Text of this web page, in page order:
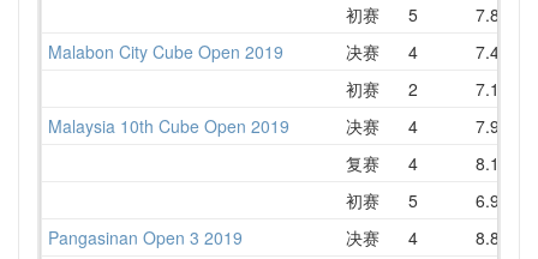
初赛
5
7.87
Malabon City Cube Open 2019
决赛 4
7.40
初赛
2
7.15
Malaysia 10th Cube Open 2019
决赛 4
7.92
复赛
4
8.11
初赛
5
6.91
Pangasinan Open 3 2019
决赛 4
8.81